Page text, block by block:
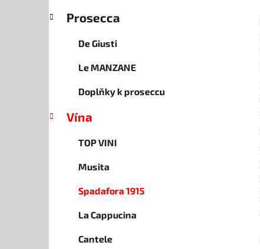
Prosecca
De Giusti
Le MANZANE
Doplňky k proseccu
Vína
TOP VINI
Musita
Spadafora 1915
La Cappucina
Cantele